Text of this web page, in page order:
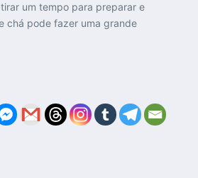
um tempo para preparar e
chá pode fazer uma grande